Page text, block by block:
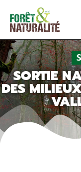
SORTIE
DES